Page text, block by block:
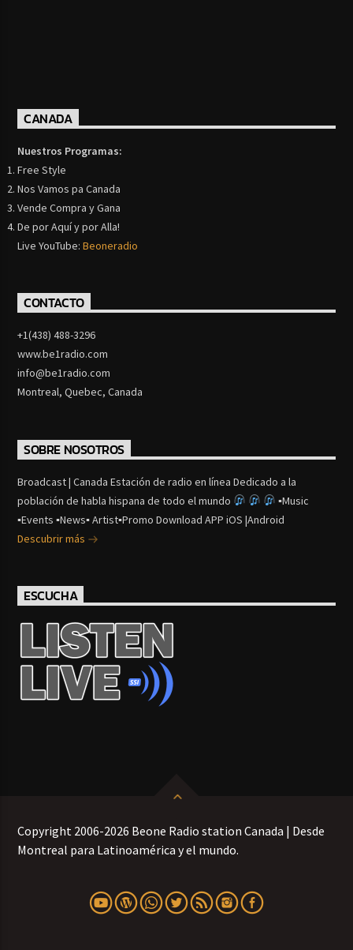
CANADA
Nuestros Programas:
Free Style
Nos Vamos pa Canada
Vende Compra y Gana
De por Aquí y por Alla!
Live YouTube:Beoneradio
CONTACTO
+1(438) 488-3296
www.be1radio.com
info@be1radio.com
Montreal, Quebec, Canada
SOBRE NOSOTROS
Broadcast | Canada Estación de radio en línea Dedicado a la
población de habla hispana de todo el mundo
▪Music
▪Events ▪News▪ Artist▪Promo Download APP iOS |Android
Descubrir más
ESCUCHA
Copyright 2006-2026 Beone Radio station Canada | Desde
Montreal para Latinoamérica y el mundo.